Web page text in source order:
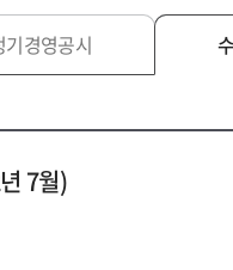
기경영공시
7월)